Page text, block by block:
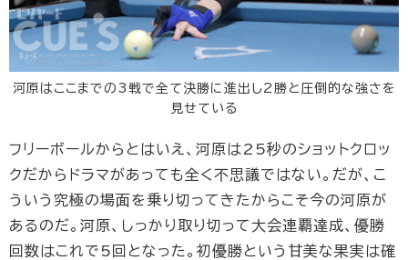
河原はここまでの3戦で全て決勝に進出し2勝と圧倒的な強さを
見せている
フリーボールからとはいえ、河原は25秒のショットクロッ
クだからドラマがあっても全く不思議ではない。だが、こ
ういう究極の場面を乗り切ってきたからこそ今の河原が
あるのだ。河原、しっかり取り切って大会連覇達成、優勝
回数はこれで5回となった。初優勝という甘美な果実は確